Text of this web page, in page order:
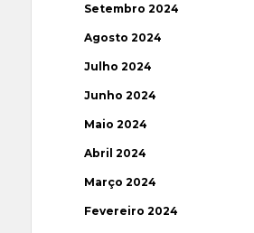
Setembro 2024
Agosto 2024
Julho 2024
Junho 2024
Maio 2024
Abril 2024
Março 2024
Fevereiro 2024